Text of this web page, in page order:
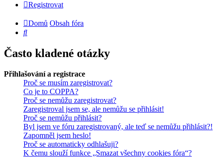
Registrovat
Domů Obsah fóra
Hledat
Často kladené otázky
Přihlašování a registrace
Proč se musím zaregistrovat?
Co je to COPPA?
Proč se nemůžu zaregistrovat?
Zaregistroval jsem se, ale nemůžu se přihlásit!
Proč se nemůžu přihlásit?
Byl jsem ve fóru zaregistrovaný, ale teď se nemůžu přihlásit?!
Zapomněl jsem heslo!
Proč se automaticky odhlašuji?
K čemu slouží funkce „Smazat všechny cookies fóra“?